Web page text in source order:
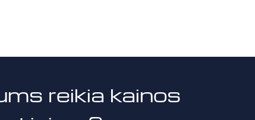
reikia kainos